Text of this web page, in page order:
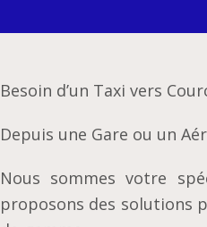
Besoin d’un Taxi vers
Depuis une Gare ou un
Nous sommes votre
proposons des solutions